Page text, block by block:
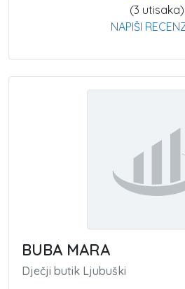
(3 utisaka)
NAPIŠI
BUBA MARA
Dječji butik Ljubuški